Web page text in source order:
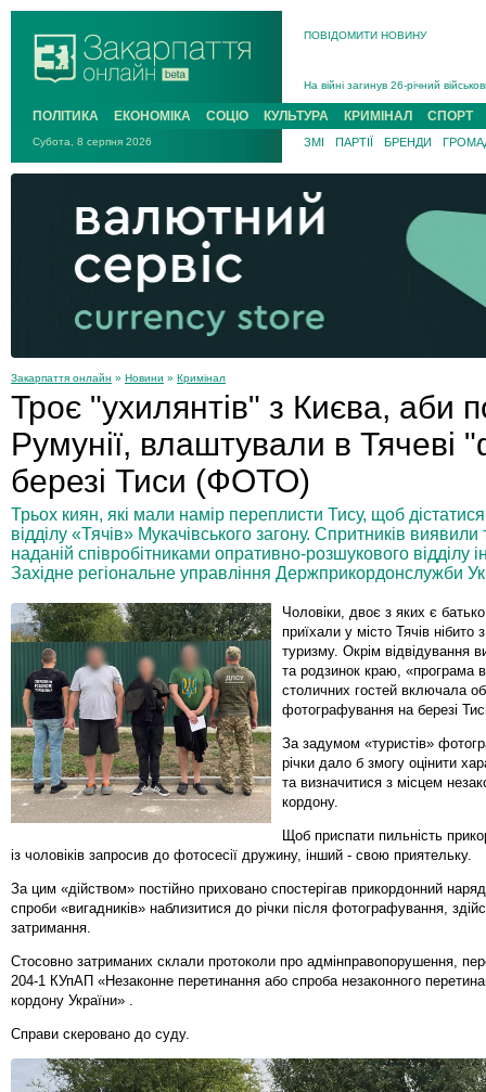
ПОВІДОМИТИ НОВИНУ
Підтвердили загибель
На війні загинув 26-річний
ПОЛІТИКА ЕКОНОМІКА СОЦІО КУЛЬТУРА КРИМІНАЛ СПОРТ
Субота, 8 серпня 2026 ЗМІ ПАРТІЇ БРЕНДИ
Закарпаття онлайн » Новини » Кримінал
Троє "ухилянтів" з Києва, аби
Румунії, влаштували в Тячеві
березі Тиси (ФОТО)
Трьох киян, які мали намір переплисти Тису, щоб
відділу «Тячів» Мукачівського загону. Спритників
наданій співробітниками опративно-розшукового відділу
Західне регіональне управління Держприкордонслужби
Чоловіки, двоє з яких є
приїхали у місто Тячів нібито
туризму. Окрім відвідування
та родзинок краю, «програма
столичних гостей включала
фотографування на березі
За задумом «туристів»
річки дало б змогу оцінити
та визначитися з місцем
кордону.
Щоб приспати пильність
із чоловіків запросив до фотосесії дружину, інший - свою приятельку.
За цим «дійством» постійно приховано спостерігав прикордонний
спроби «вигадників» наблизитися до річки після фотографування,
затримання.
Стосовно затриманих склали протоколи про адмінправопорушення,
204-1 КУпАП «Незаконне перетинання або спроба незаконного
кордону України» .
Справи скеровано до суду.